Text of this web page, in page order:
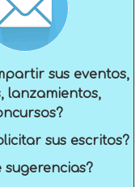
sus eventos,
lanzamientos,
sus escritos?
sugerencias?